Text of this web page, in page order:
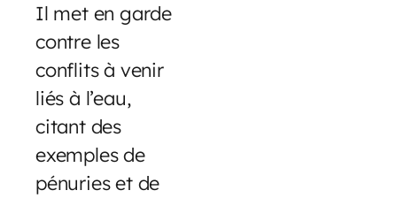
Il met en garde
contre les
conflits à venir
liés à l’eau,
citant des
exemples de
pénuries et de